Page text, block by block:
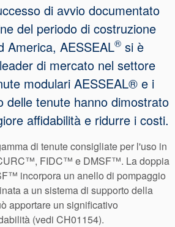
e standard
di avvio documentato
del periodo di costruzione
America, AESSEAL® si è
di mercato nel settore
modulari AESSEAL® e i
delle tenute hanno dimostrato
affidabilità e ridurre i costi.
di tenute consigliate per l'uso in
FIDC™ e DMSF™. La doppia
incorpora un anello di pompaggio
a un sistema di supporto della
apportare un significativo
(vedi CH01154).